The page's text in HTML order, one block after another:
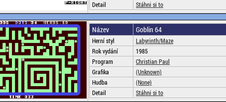
Detail
Stáhni si to
Název Goblin 64
Herní styl
Labyrinth/Maze
Rok vydání
1985
Program
Christian Paul
Grafika
(Unknown)
Hudba
(None)
Detail
Stáhni si to